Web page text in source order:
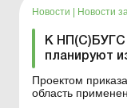
един...
Новости Новости
К НП(С)БУГС
планируют
Проектом
область